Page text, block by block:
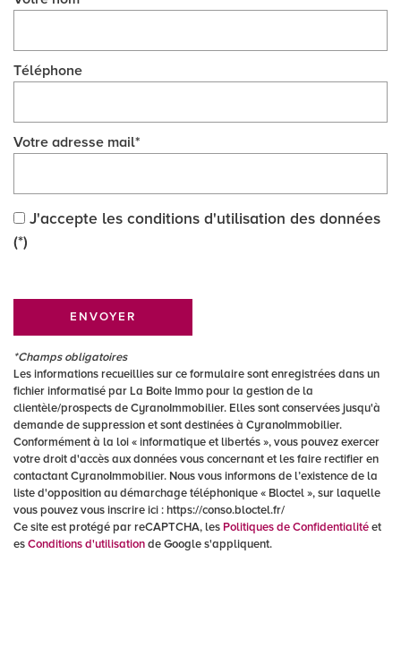
Téléphone
Votre adresse mail*
J'accepte les conditions d'utilisation des données
(*)
ENVOYER
*Champs obligatoires
Les informations recueillies sur ce formulaire sont enregistrées dans un
fichier informatisé par La Boite Immo pour la gestion de la
clientèle/prospects de CyranoImmobilier. Elles sont conservées jusqu'à
demande de suppression et sont destinées à CyranoImmobilier.
Conformément à la loi « informatique et libertés », vous pouvez exercer
votre droit d'accès aux données vous concernant et les faire rectifier en
contactant CyranoImmobilier. Nous vous informons de l’existence de la
liste d'opposition au démarchage téléphonique « Bloctel », sur laquelle
vous pouvez vous inscrire ici : https://conso.bloctel.fr/
Ce site est protégé par reCAPTCHA, les Politiques de Confidentialitéet
esConditions d'utilisationde Google s'appliquent.